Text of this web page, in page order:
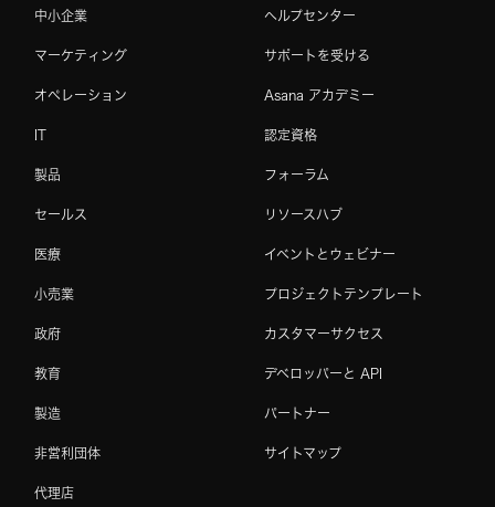
中小企業
マーケティング
オペレーション
IT
製品
セールス
医療
小売業
政府
教育
製造
非営利団体
代理店
ヘルプセンター
サポートを受ける
Asana アカデミー
認定資格
フォーラム
リソースハブ
イベントとウェビナー
プロジェクトテンプレート
カスタマーサクセス
デベロッパーと API
パートナー
サイトマップ